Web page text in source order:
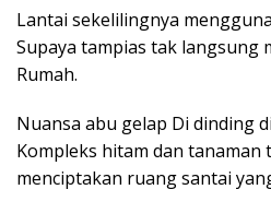
Lantai sekelilingnya
Supaya tampias tak langsung
Rumah.
Nuansa abu gelap Di dinding
Kompleks hitam dan
menciptakan ruang santai